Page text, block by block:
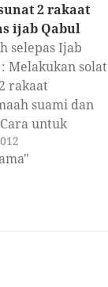
2 rakaat
ijab Qabul
selepas Ijab
Melakukan solat
rakaat
suami dan
untuk
ialah: •
: “Usolli